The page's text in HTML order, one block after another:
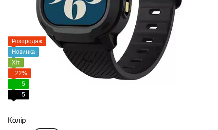
Розпродаж
Новинка
Хіт
−22%
5
5
Колір